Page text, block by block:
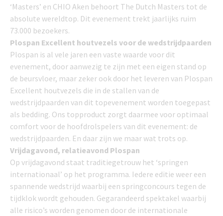
‘Masters’ en CHIO Aken behoort The Dutch Masters tot de
absolute wereldtop. Dit evenement trekt jaarlijks ruim
73.000 bezoekers.
Plospan Excellent houtvezels voor de wedstrijdpaarden
Plospan is al vele jaren een vaste waarde voor dit
evenement, door aanwezig te zijn met een eigen stand op
de beursvloer, maar zeker ook door het leveren van Plospan
Excellent houtvezels die in de stallen van de
wedstrijdpaarden van dit topevenement worden toegepast
als bedding. Ons topproduct zorgt daarmee voor optimaal
comfort voor de hoofdrolspelers van dit evenement: de
wedstrijdpaarden. En daar zijn we maar wat trots op.
Vrijdagavond, relatieavond Plospan
Op vrijdagavond staat traditiegetrouw het ‘springen
internationaal’ op het programma. Iedere editie weer een
spannende wedstrijd waarbij een springconcours tegen de
tijdklok wordt gehouden. Gegarandeerd spektakel waarbij
alle risico’s worden genomen door de internationale